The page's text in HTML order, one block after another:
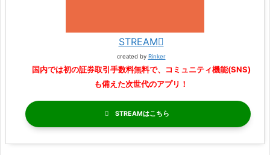
STREAM
created by Rinker
国内では初の証券取引手数料無料で、コミュニティ機能(SNS)
も備えた次世代のアプリ！
STREAM